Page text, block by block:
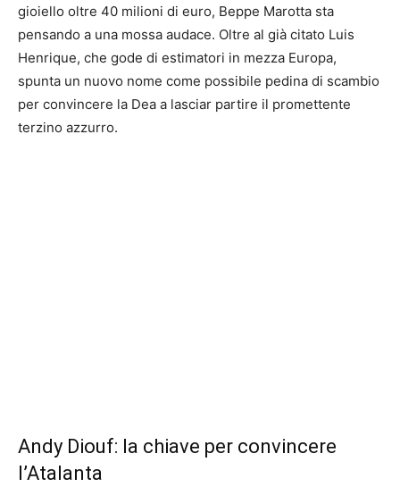
gioiello oltre 40 milioni di euro, Beppe Marotta sta
pensando a una mossa audace. Oltre al già citato Luis
Henrique, che gode di estimatori in mezza Europa,
spunta un nuovo nome come possibile pedina di scambio
per convincere la Dea a lasciar partire il promettente
terzino azzurro.
Andy Diouf: la chiave per convincere
l’Atalanta